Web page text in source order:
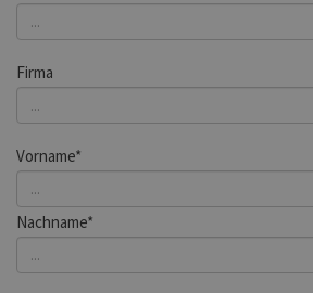
Firma
Vorname*
Nachname*